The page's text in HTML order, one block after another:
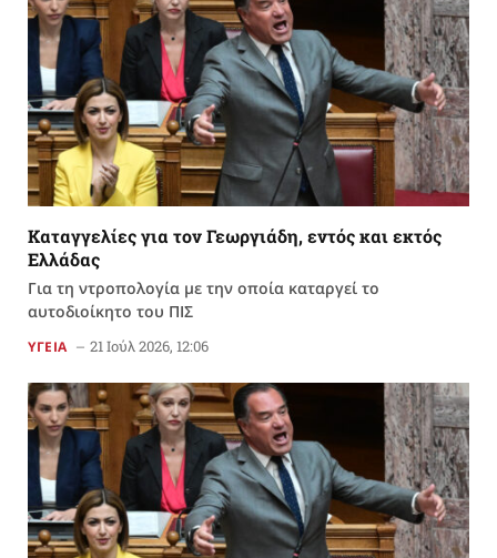
Καταγγελίες για τον Γεωργιάδη, εντός και εκτός
Ελλάδας
Για τη ντροπολογία με την οποία καταργεί το
αυτοδιοίκητο του ΠΙΣ
ΥΓΕΙΑ 21 Ιούλ 2026, 12:06